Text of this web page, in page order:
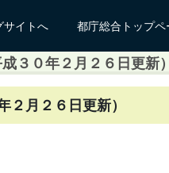
サイトへ 都庁総合トップ
３０年２月２６日更新）
月２６日更新）